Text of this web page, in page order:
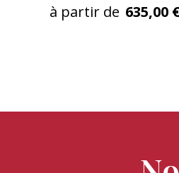
à partir de 635,00